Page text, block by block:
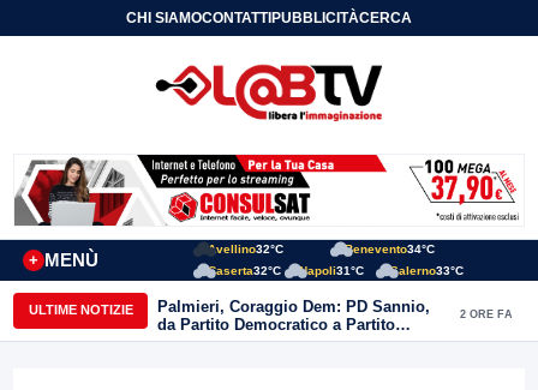
CHI SIAMOCONTATTIPUBBLICITÀCERCA
MENÙ
+
Avellino32°C Benevento34°C
Caserta32°C Napoli31°C Salerno33°C
ULTIME NOTIZIE
Palmieri, Coraggio Dem: PD Sannio,
da Partito Democratico a Partito
Distrutto ma nessuno si dimette”
2 ORE FA